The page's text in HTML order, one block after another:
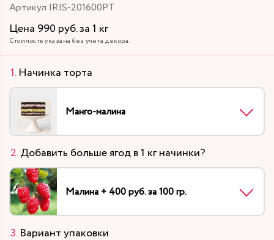
Артикул IRIS-201600PT
Цена 990 руб. за 1 кг
Стоимость указана без учета декора.
Начинка торта
Манго-малина
Добавить больше ягод в 1 кг начинки?
Малина + 400 руб. за 100 гр.
Вариант упаковки